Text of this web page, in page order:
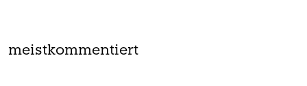
meistkommentiert